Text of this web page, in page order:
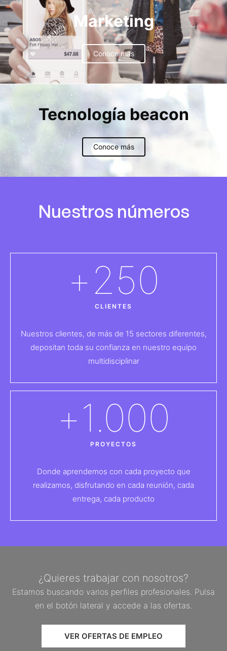
Marketing
Conoce más
Tecnología beacon
Conoce más
Nuestros números
CLIENTES
+250
Nuestros clientes, de más de 15 sectores diferentes,
depositan toda su confianza en nuestro equipo
multidisciplinar
PROYECTOS
+1.000
Donde aprendemos con cada proyecto que
realizamos, disfrutando en cada reunión, cada
entrega, cada producto
¿Quieres trabajar con nosotros?
Estamos buscando varios perfiles profesionales. Pulsa
en el botón lateral y accede a las ofertas.
VER OFERTAS DE EMPLEO